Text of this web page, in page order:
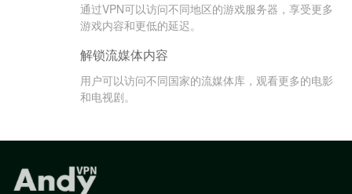
通过VPN可以访问不同地区的游戏服务器，享受更多
游戏内容和更低的延迟。
解锁流媒体内容
用户可以访问不同国家的流媒体库，观看更多的电影
和电视剧。